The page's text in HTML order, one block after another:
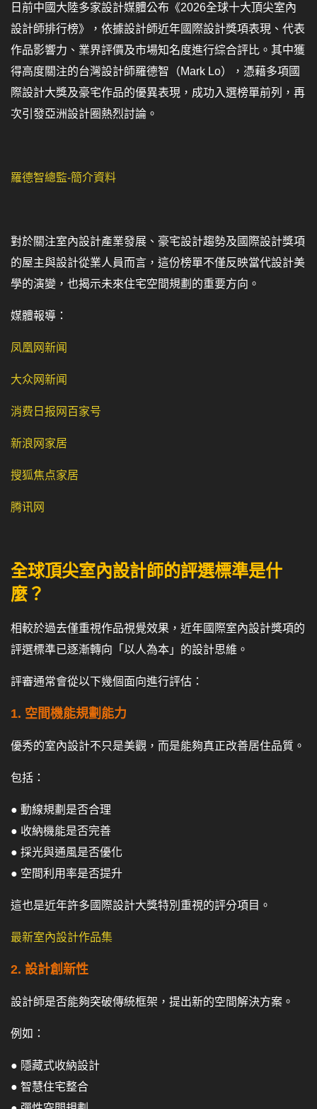
日前中國大陸多家設計媒體公布《2026全球十大頂尖室內
設計師排行榜》，依據設計師近年國際設計獎項表現、代表
作品影響力、業界評價及市場知名度進行綜合評比。其中獲
得高度關注的台灣設計師羅德智（Mark Lo），憑藉多項國
際設計大獎及豪宅作品的優異表現，成功入選榜單前列，再
次引發亞洲設計圈熱烈討論。
羅德智總監-簡介資料
對於關注室內設計產業發展、豪宅設計趨勢及國際設計獎項
的屋主與設計從業人員而言，這份榜單不僅反映當代設計美
學的演變，也揭示未來住宅空間規劃的重要方向。
媒體報導：
凤凰网新闻
大众网新闻
消费日报网百家号
新浪网家居
搜狐焦点家居
腾讯网
全球頂尖室內設計師的評選標準是什
麼？
相較於過去僅重視作品視覺效果，近年國際室內設計獎項的
評選標準已逐漸轉向「以人為本」的設計思維。
評審通常會從以下幾個面向進行評估：
1. 空間機能規劃能力
優秀的室內設計不只是美觀，而是能夠真正改善居住品質。
包括：
● 動線規劃是否合理
● 收納機能是否完善
● 採光與通風是否優化
● 空間利用率是否提升
這也是近年許多國際設計大獎特別重視的評分項目。
最新室內設計作品集
2. 設計創新性
設計師是否能夠突破傳統框架，提出新的空間解決方案。
例如：
● 隱藏式收納設計
● 智慧住宅整合